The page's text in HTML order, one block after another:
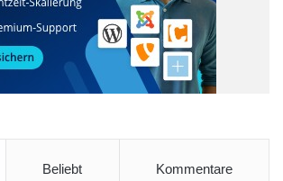
Beliebt Kommentare